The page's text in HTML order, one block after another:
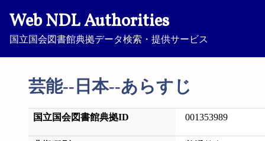
Web NDL Authorities
国立国会図書館典拠データ検索・提供サービス
芸能--日本--あらすじ
国立国会図書館典拠ID 001353989